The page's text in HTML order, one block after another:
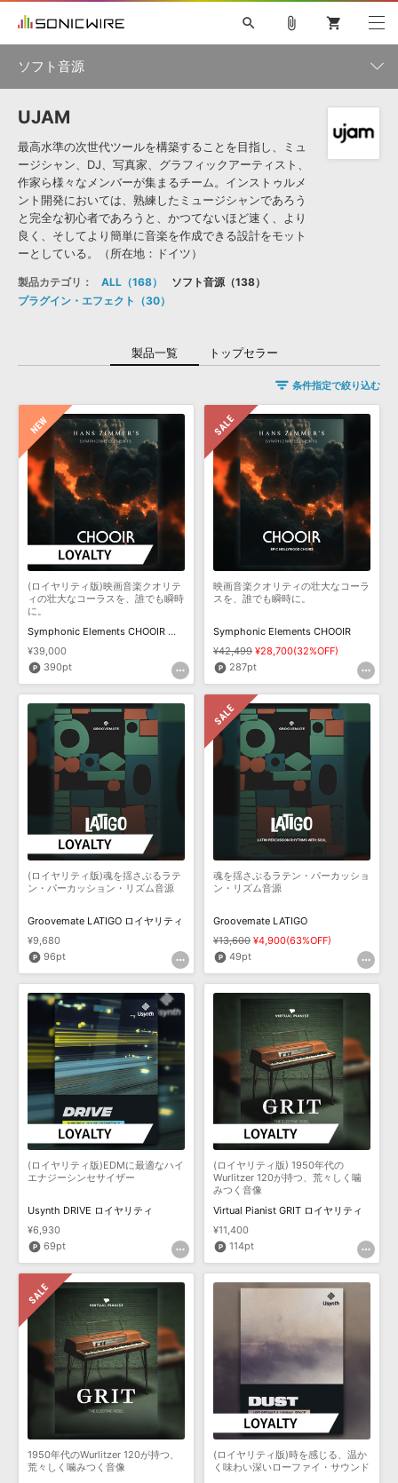
プラグイン・エフェクト »
サンプルパック »
ソフトウェア／ツール »
BGM »
キャンペーン »
特集 »
ニュースレター »
SONICWIREブログ »
製品サポート情報 »
DTMガイド »
FAQ »
お問い合わせ » 無償のサウンド
次世代型ボーカル・エディタ
映像のBGM・セリフを音声分離
SLS 音素材の制作・ライセンス提供
search
初音ミク NT
KAITO V3
VOCALOID TOONTRACK
SPITFIRE AUDIO
VIENNA
EZ DRUMMER 3 SERUM
ライセンスフリーBGM
サンプルパックを試そう
ボーカル抜き出し
DUBSTEP
ELECTRONICA
EDM TRANCE MUTANT
ROUTER.FM
SONOCA
ソフト音源 プラグイン・エフェクト
attach_file shopping_cart
ソフト音源
製品一覧
楽器＆カテゴリ
メーカー
UJAM
最高水準の次世代ツールを構築することを目指し、ミュ
ージシャン、DJ、写真家、グラフィックアーティスト、
作家ら様々なメンバーが集まるチーム。インストゥルメ
ント開発においては、熟練したミュージシャンであろう
と完全な初心者であろうと、かつてないほど速く、より
良く、そしてより簡単に音楽を作成できる設計をモット
ーとしている。（所在地：ドイツ）
製品カテゴリ： ALL 168 ソフト音源
138
プラグイン・エフェクト
30
製品一覧 トップセラー
条件指定で絞り込む
(ロイヤリティ版)映画音楽クオリテ
ィの壮大なコーラスを、誰でも瞬時
に。
Symphonic Elements CHOOIR ロイヤリティ
¥39,000
390pt
映画音楽クオリティの壮大なコーラ
スを、誰でも瞬時に。
Symphonic Elements CHOOIR
¥42,499 ¥28,700(32%OFF)
287pt
(ロイヤリティ版)魂を揺さぶるラテ
ン・パーカッション・リズム音源
Groovemate LATIGO ロイヤリティ
¥9,680
96pt
魂を揺さぶるラテン・パーカッショ
ン・リズム音源
Groovemate LATIGO
¥13,600 ¥4,900(63%OFF)
49pt
(ロイヤリティ版)EDMに最適なハイ
エナジーシンセサイザー
Usynth DRIVE ロイヤリティ
¥6,930
69pt
(ロイヤリティ版) 1950年代の
Wurlitzer 120が持つ、荒々しく噛
みつく音像
Virtual Pianist GRIT ロイヤリティ
¥11,400
114pt
1950年代のWurlitzer 120が持つ、
荒々しく噛みつく音像
(ロイヤリティ版)時を感じる、温か
く味わい深いローファイ・サウンド